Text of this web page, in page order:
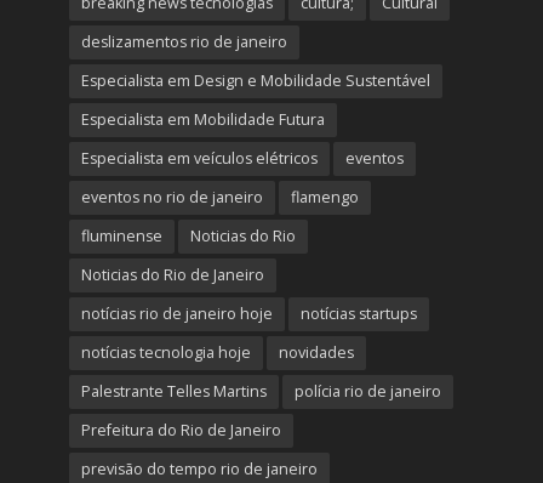
deslizamentos rio de janeiro
Especialista em Design e Mobilidade Sustentável
Especialista em Mobilidade Futura
Especialista em veículos elétricos
eventos
eventos no rio de janeiro
flamengo
fluminense
Noticias do Rio
Noticias do Rio de Janeiro
notícias rio de janeiro hoje
notícias startups
notícias tecnologia hoje
novidades
Palestrante Telles Martins
polícia rio de janeiro
Prefeitura do Rio de Janeiro
previsão do tempo rio de janeiro